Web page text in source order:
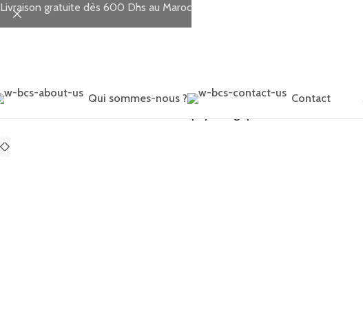
Qui sommes-nous ? Contact
Livraison gratuite dès 600 Dhs au Maroc